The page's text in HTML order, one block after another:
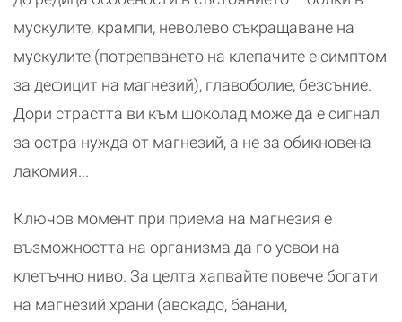
мускулите, крампи, неволево съкращаване на
мускулите (потрепването на клепачите е симптом
за дефицит на магнезий), главоболие, безсъние.
Дори страстта ви към шоколад може да е сигнал
за остра нужда от магнезий, а не за обикновена
лакомия...
Ключов момент при приема на магнезия е
възможността на организма да го усвои на
клетъчно ниво. За целта хапвайте повече богати
на магнезий храни (авокадо, банани,